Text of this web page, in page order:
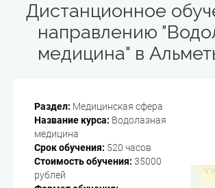
Дистанционное
направлению
медицина" в
Раздел: Медицинская сфера
Название курса: Водолазная
медицина
Срок обучения: 520 часов
Стоимость обучения: 35000
рублей